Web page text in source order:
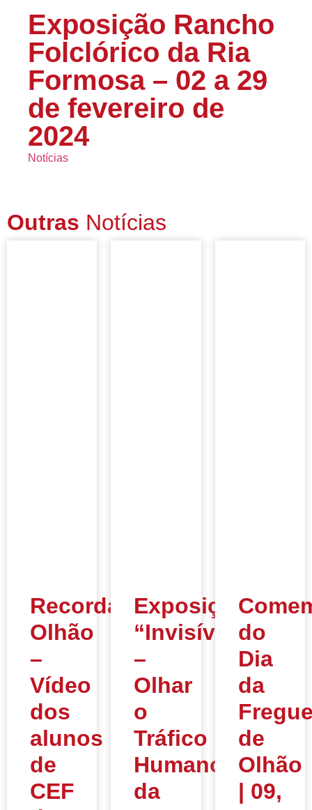
Exposição Rancho
Folclórico da Ria
Formosa – 02 a 29
de fevereiro de
2024
Notícias
Outras Notícias
Recordar
Olhão
–
Vídeo
dos
alunos
de
CEF
Exposição
“Invisíveis
–
Olhar
o
Tráfico
Humano”
da
do
Dia
da
de
Olhão
| 09,